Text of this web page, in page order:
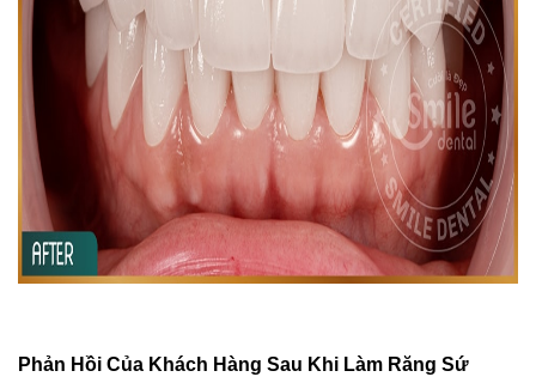
Phản Hồi Của Khách Hàng Sau Khi Làm Răng Sứ